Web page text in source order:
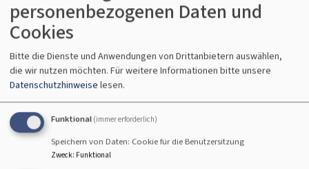
mit fackeln zum
#montekreuz
Gottesdienst. Wir starten
personenbezogenen Daten und
Cookies
Bitte die Dienste und Anwendungen von Drittanbietern auswählen,
die wir nutzen möchten. Für weitere Informationen bitte unsere
Datenschutzhinweise lesen.
Funktional (immer erforderlich)
Speichern von Daten: Cookie für die Benutzersitzung
Zweck: Funktional